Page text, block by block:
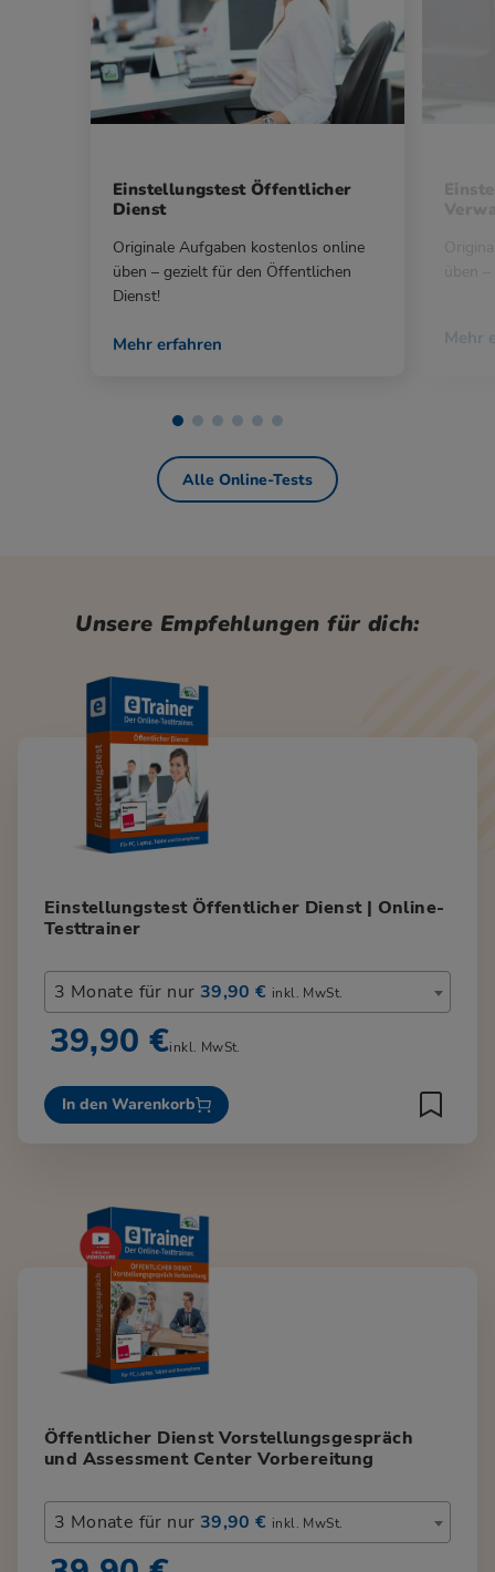
Einstellungstest Öffentlicher
Dienst
Originale Aufgaben kostenlos online
üben – gezielt für den Öffentlichen
Dienst!
Mehr erfahren Mehr
Alle Online-Tests
Unsere Empfehlungen für dich:
Einstellungstest Öffentlicher Dienst | Online-
Testtrainer
3 Monate für nur 39,90 € inkl. MwSt.
39,90 €inkl. MwSt.
In den Warenkorb
Öffentlicher Dienst Vorstellungsgespräch
und Assessment Center Vorbereitung
3 Monate für nur 39,90 € inkl. MwSt.